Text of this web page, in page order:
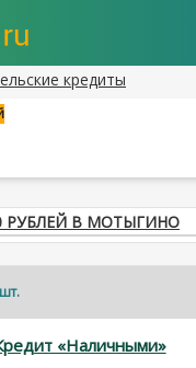
кредиты
РУБЛЕЙ В МОТЫГИНО
«Наличными»